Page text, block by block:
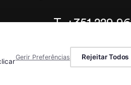
T.+351 229
Gerir Preferências Rejeitar Todos